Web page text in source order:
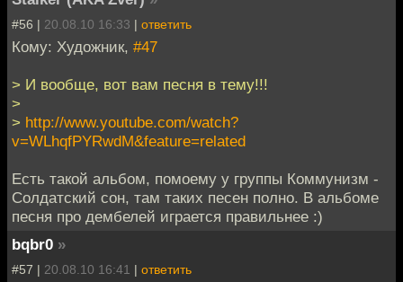
#56 | 20.08.10 16:33 | ответить
Кому: Художник, #47
> И вообще, вот вам песня в тему!!!
>
> http://www.youtube.com/watch?
v=WLhqfPYRwdM&feature=related
Есть такой альбом, помоему у группы Коммунизм -
Солдатский сон, там таких песен полно. В альбоме
песня про дембелей играется правильнее :)
bqbr0 »
#57 | 20.08.10 16:41 | ответить